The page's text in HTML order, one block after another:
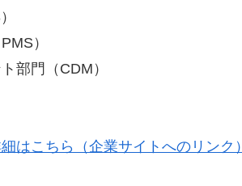
）
部門（CDM）
はこちら（企業サイトへのリンク）